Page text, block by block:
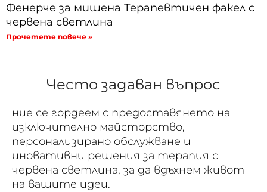
Фенерче за мишена Терапевтичен факел с
червена светлина
Прочетете повече »
Често задаван въпрос
ние се гордеем с предоставянето на
изключително майсторство,
персонализирано обслужване и
иновативни решения за терапия с
червена светлина, за да вдъхнем живот
на вашите идеи.